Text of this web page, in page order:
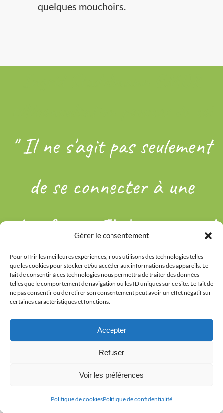
Gérer le consentement
Pour offrir les meilleures expériences, nous utilisons des technologies telles
que les cookies pour stocker et/ou accéder aux informations des appareils. Le
fait de consentir à ces technologies nous permettra de traiter des données
telles que le comportement de navigation ou les ID uniques sur ce site. Le fait de
ne pas consentir ou de retirer son consentement peut avoir un effet négatif sur
certaines caractéristiques et fonctions.
Accepter
Refuser
Voir les préférences
Politique de cookiesPolitique de confidentialité
quelques mouchoirs.
" Il ne s'agit pas seulement
de se connecter à une
plateforme. Il s'agit aussid
e prendre le temps de se
connecter à soi-même.
Pousses de Soi